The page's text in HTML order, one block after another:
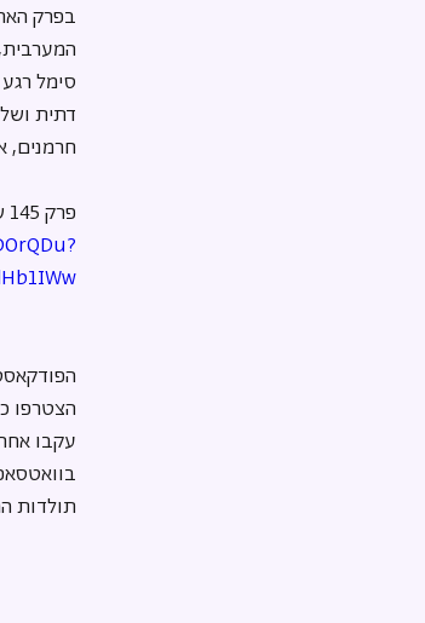
בפרק
סימל
דתית
חרמנים,
פרק 145 של "היסטוריה גדולה בקטנה" עם מעיין ענר:
הצטרפו
עקבו
תולדות